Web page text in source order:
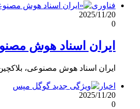
فناوری
2025/11/20
0
ایران اسناد هوش
ایران اسناد هوش مصنوعی،
اخبار
2025/11/20
0